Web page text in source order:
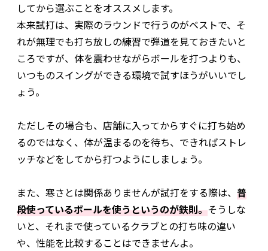
してから選ぶことをオススメします。
本来試打は、実際のラウンドで行うのがベストで、そ
れが無理でも打ち放しの練習で弾道を見ておきたいと
ころですが、体を震わせながらボールを打つよりも、
いつものスイングができる環境で試すほうがいいでし
ょう。
ただしその場合も、店舗に入ってからすぐに打ち始め
るのではなく、体が温まるのを待ち、できればストレ
ッチなどをしてから打つようにしましょう。
また、寒さとは関係ありませんが試打をする際は、 普
段使っているボールを使うというのが鉄則。そうしな
いと、それまで使っているクラブとの打ち味の違い
や、性能を比較することはできませんよ。